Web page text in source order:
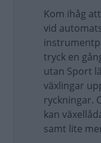
Kom ihåg
vid
tryck en
utan Sport
växlingar
ryckningar.
kan
samt lite